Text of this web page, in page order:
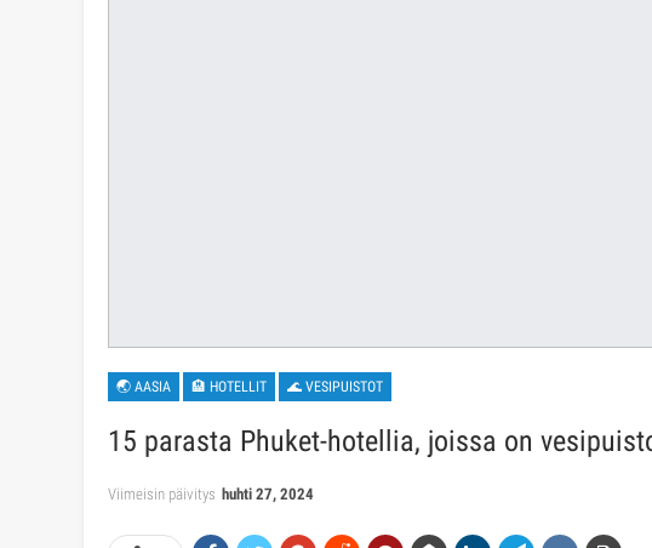
🌏 AASIA 🏨 HOTELLIT 🌊 VESIPUISTOT
15 parasta Phuket-hotellia, joissa on
Viimeisin päivitys huhti 27, 2024